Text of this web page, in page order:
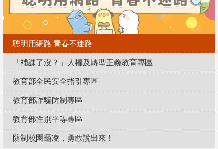
聰明用網路 青春不迷路
「補課了沒？」人權及轉型正義教育專區
教育部全民安全指引專區
教育部詐騙防制專區
教育部性別平等專區
防制校園霸凌，勇敢說出來！